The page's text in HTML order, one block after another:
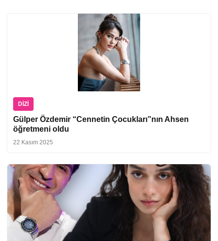
DIZI
Gülper Özdemir “Cennetin Çocukları”nın Ahsen
öğretmeni oldu
22 Kasım 2025